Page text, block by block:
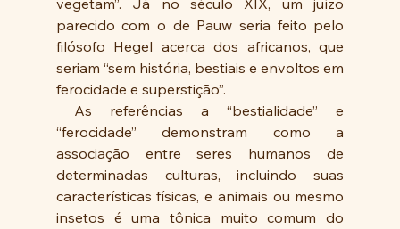
vegetam”. Já no século XIX, um juízo
parecido com o de Pauw seria feito pelo
filósofo Hegel acerca dos africanos, que
seriam “sem história, bestiais e envoltos em
ferocidade e superstição”.
“ferocidade” demonstram como a
associação entre seres humanos de
determinadas culturas, incluindo suas
características físicas, e animais ou mesmo
insetos é uma tônica muito comum do